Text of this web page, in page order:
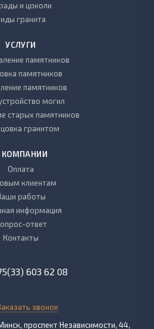
и цоколи
гранита
УСЛУГИ
памятников
памятников
памятников
могил
старых памятников
гранитом
КОМПАНИИ
Оплата
клиентам
работы
информация
ответ
Контакты
603 62 08
звонок
проспект Независимости, 44,